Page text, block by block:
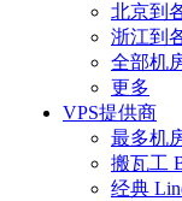
北京到
浙江到
全部机
更多
VPS提供商
最多机
搬瓦工
经典